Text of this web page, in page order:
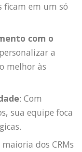
ficam em um só
com o
a
melhor às
: Com
sua equipe foca
maioria dos CRMs